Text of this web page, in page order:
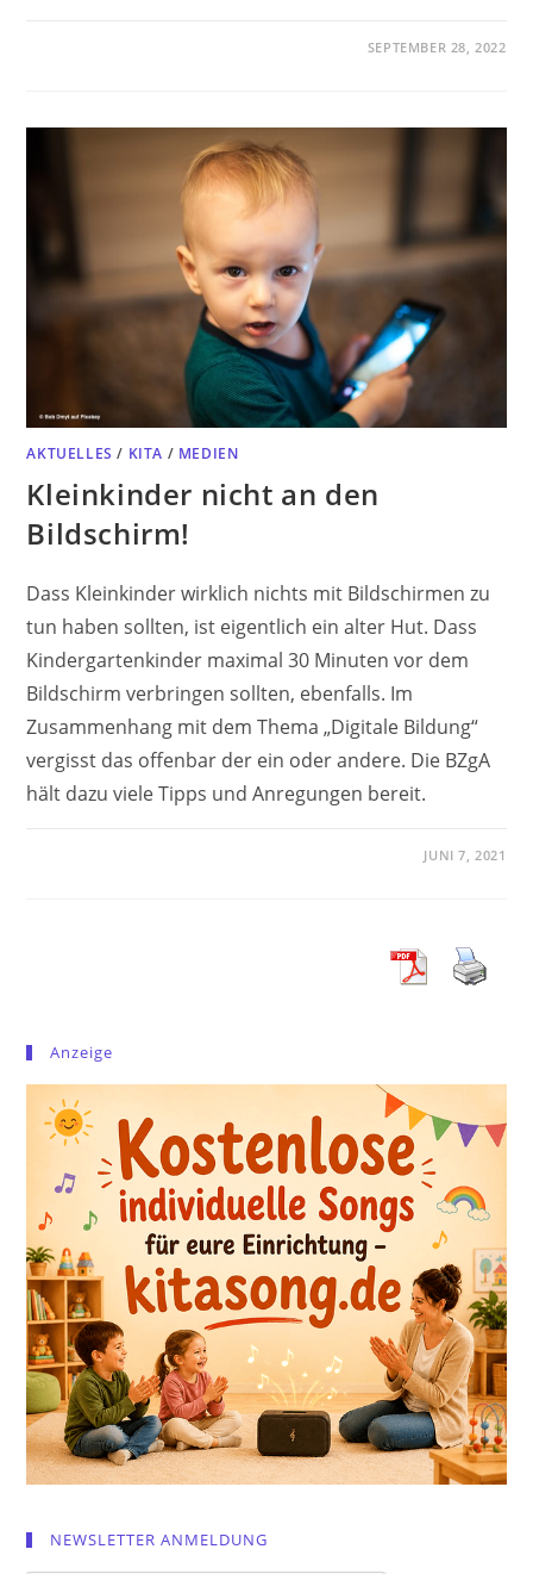
SEPTEMBER 28, 2022
AKTUELLES / KITA / MEDIEN
Kleinkinder nicht an den
Bildschirm!
Dass Kleinkinder wirklich nichts mit Bildschirmen zu
tun haben sollten, ist eigentlich ein alter Hut. Dass
Kindergartenkinder maximal 30 Minuten vor dem
Bildschirm verbringen sollten, ebenfalls. Im
Zusammenhang mit dem Thema „Digitale Bildung“
vergisst das offenbar der ein oder andere. Die BZgA
hält dazu viele Tipps und Anregungen bereit.
JUNI 7, 2021
Anzeige
NEWSLETTER ANMELDUNG